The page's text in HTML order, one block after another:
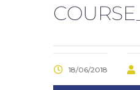
18/06/2018